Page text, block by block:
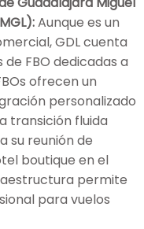
Aunque es un
GDL cuenta
FBO dedicadas a
ofrecen un
personalizado
transición fluida
su reunión de
boutique en el
permite
para vuelos